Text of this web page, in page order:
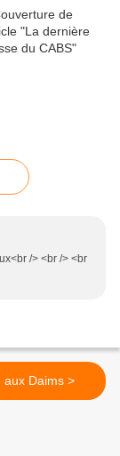
/> <br /> <br
Chasse aux Daims >